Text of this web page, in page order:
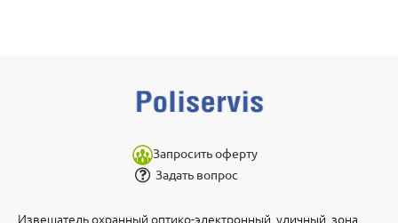
Запросить оферту
Задать вопрос
Извещатель охранный оптико-электронный, уличный, зона